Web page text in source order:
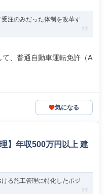
注のみだった体制を改革す
、普通自動車運転免許（A
気になる
】年収500万円以上 建
る施工管理に特化したポジ